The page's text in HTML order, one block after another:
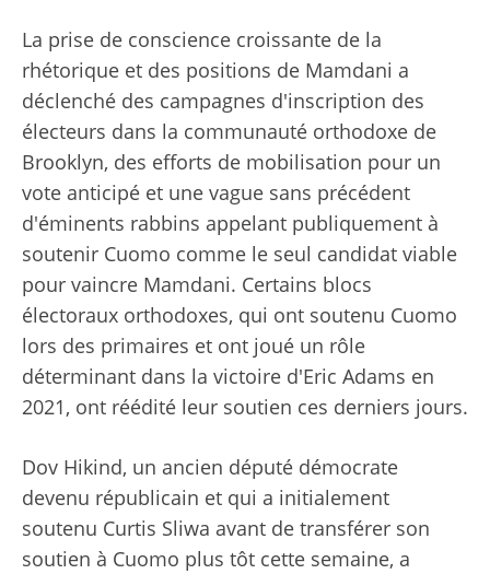
La prise de conscience croissante de la
rhétorique et des positions de Mamdani a
déclenché des campagnes d'inscription des
électeurs dans la communauté orthodoxe de
Brooklyn, des efforts de mobilisation pour un
vote anticipé et une vague sans précédent
d'éminents rabbins appelant publiquement à
soutenir Cuomo comme le seul candidat viable
pour vaincre Mamdani. Certains blocs
électoraux orthodoxes, qui ont soutenu Cuomo
lors des primaires et ont joué un rôle
déterminant dans la victoire d'Eric Adams en
2021, ont réédité leur soutien ces derniers jours.
Dov Hikind, un ancien député démocrate
devenu républicain et qui a initialement
soutenu Curtis Sliwa avant de transférer son
soutien à Cuomo plus tôt cette semaine, a